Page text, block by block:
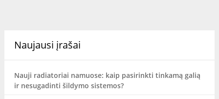
Naujausi įrašai
Nauji radiatoriai namuose: kaip pasirinkti tinkamą galią
ir nesugadinti šildymo sistemos?